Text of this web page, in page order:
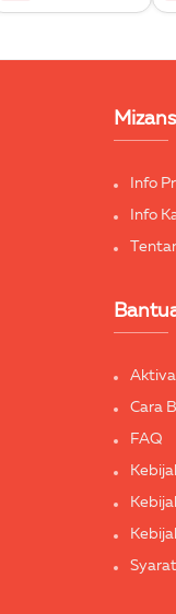
Info
Info
Cara
FAQ